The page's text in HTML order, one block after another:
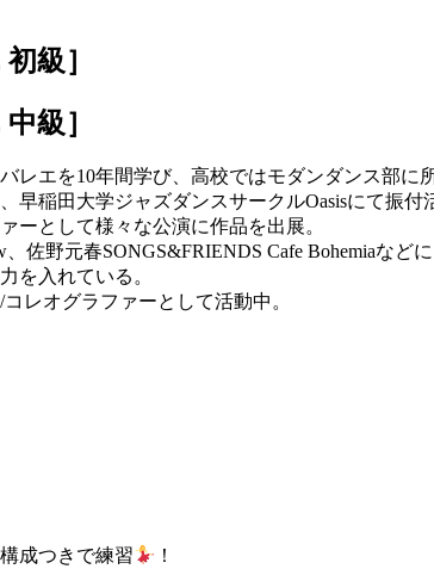
級］
級］
レエを10年間学び、高校ではモダンダンス部に
早稲田大学ジャズダンスサークルOasisにて振付
ーとして様々な公演に作品を出展。
佐野元春SONGS&FRIENDS Cafe Bohemiaなど
を入れている。
レオグラファーとして活動中。
成つきで練習 ！